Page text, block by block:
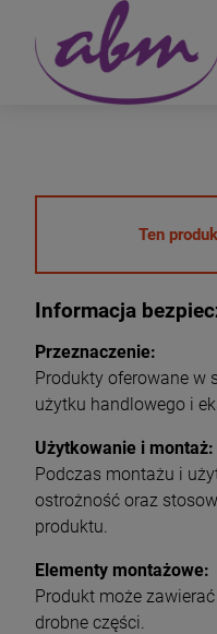
Ten
Informacja
Przeznaczenie:
Produkty oferowane w
użytku handlowego i
Użytkowanie i montaż:
Podczas montażu i
ostrożność oraz
produktu.
Elementy montażowe:
Produkt może
drobne części.